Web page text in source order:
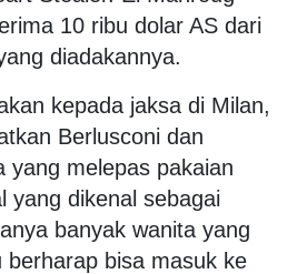
10 ribu dolar AS dari
diadakannya.
kepada jaksa di Milan,
Berlusconi dan
yang melepas pakaian
yang dikenal sebagai
banyak wanita yang
berharap bisa masuk ke